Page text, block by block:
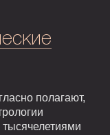
полагают,